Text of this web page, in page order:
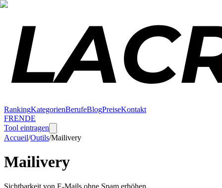
RankingKategorienBerufeBlogPreiseKontakt
FRENDE
Tool eintragen
Accueil/Outils/Mailivery
Mailivery
Sichtbarkeit von E-Mails ohne Spam erhöhen.